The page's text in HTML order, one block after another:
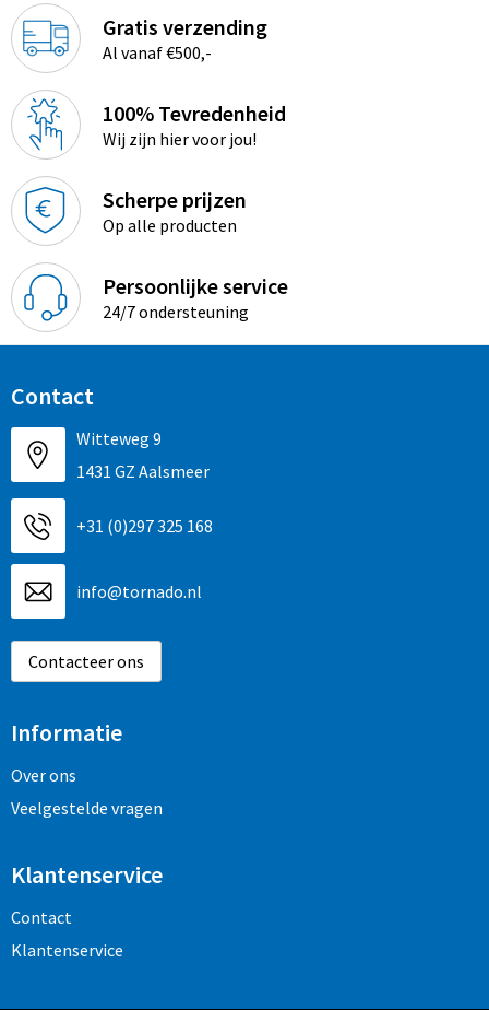
Gratis verzending
Al vanaf €500,-
100% Tevredenheid
Wij zijn hier voor jou!
Scherpe prijzen
Op alle producten
Persoonlijke service
24/7 ondersteuning
Contact
Witteweg 9
1431 GZ Aalsmeer
+31 (0)297 325 168
info@tornado.nl
Contacteer ons
Informatie
Over ons
Veelgestelde vragen
Klantenservice
Contact
Klantenservice